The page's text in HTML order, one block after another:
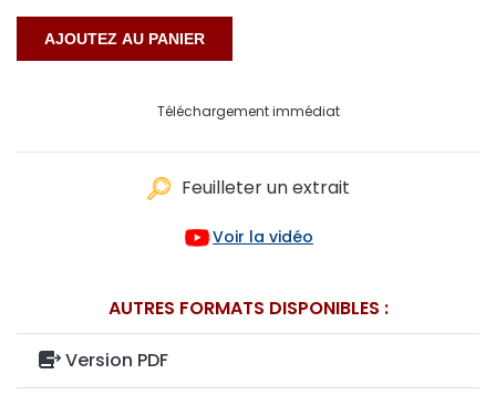
Téléchargement immédiat
Feuilleter un extrait
Voir la vidéo
AUTRES FORMATS DISPONIBLES :
Version PDF